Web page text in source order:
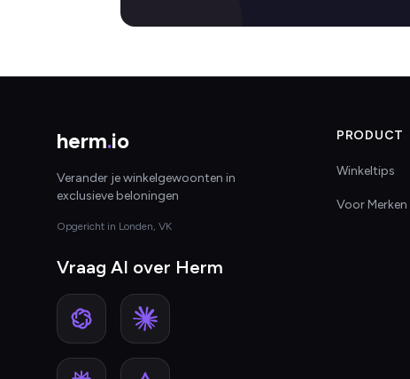
herm.io
Verander je winkelgewoonten in
exclusieve beloningen
Opgericht in Londen, VK
Vraag AI over Herm
PRODUCT
Winkeltips
Voor Merken